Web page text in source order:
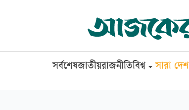
সর্বশেষজাতীয়রাজনীতিবিশ্ব সারা দেশ